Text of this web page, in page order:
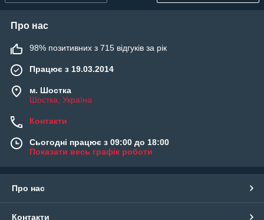
Про нас
98% позитивних з 715 відгуків за рік
Працює з 19.03.2014
м. Шостка
Шостка, Україна
Контакти
Сьогодні працює з 09:00 до 18:00
Показати весь графік роботи
Про нас
Контакти